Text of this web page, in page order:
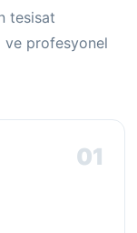
tesisat
ve profesyonel
01